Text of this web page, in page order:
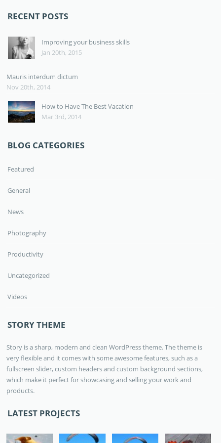
RECENT POSTS
Improving your business skills
Jan 20th, 2015
Mauris interdum dictum
Nov 20th, 2014
How to Have The Best Vacation
Mar 3rd, 2014
BLOG CATEGORIES
Featured
General
News
Photography
Productivity
Uncategorized
Videos
STORY THEME
Story is a sharp, modern and clean WordPress theme. The theme is
very flexible and it comes with some awesome features, such as a
fullscreen slider, custom headers and custom background sections,
which make it perfect for showcasing and selling your work and
products.
LATEST PROJECTS